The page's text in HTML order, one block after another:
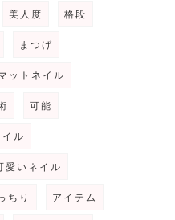
美人度 格段
まつげ
ットネイル
可能
ル
愛いネイル
ちり アイテム